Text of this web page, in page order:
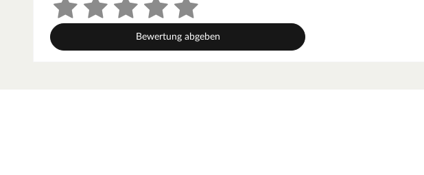
Bewertung abgeben